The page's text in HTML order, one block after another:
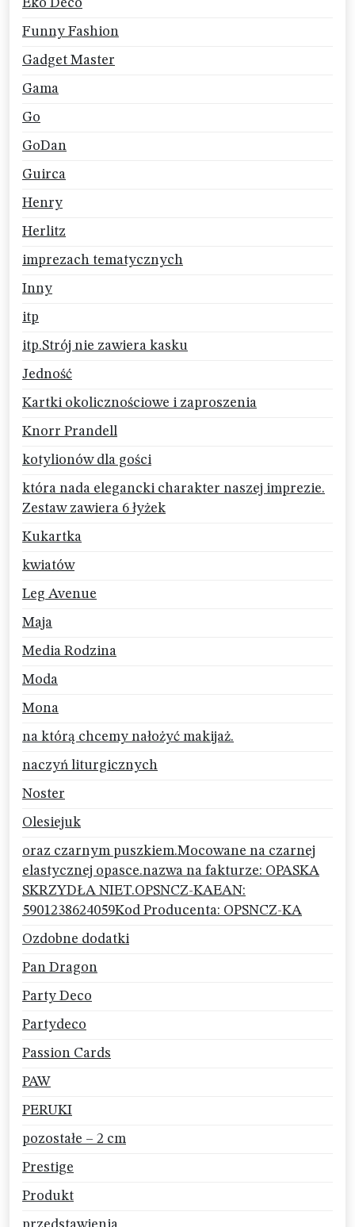
Eko Deco
Funny Fashion
Gadget Master
Gama
Go
GoDan
Guirca
Henry
Herlitz
imprezach tematycznych
Inny
itp
itp.Strój nie zawiera kasku
Jedność
Kartki okolicznościowe i zaproszenia
Knorr Prandell
kotylionów dla gości
która nada elegancki charakter naszej imprezie.
Zestaw zawiera 6 łyżek
Kukartka
kwiatów
Leg Avenue
Maja
Media Rodzina
Moda
Mona
na którą chcemy nałożyć makijaż.
naczyń liturgicznych
Noster
Olesiejuk
oraz czarnym puszkiem.Mocowane na czarnej
elastycznej opasce.nazwa na fakturze: OPASKA
SKRZYDŁA NIET.OPSNCZ-KAEAN:
5901238624059Kod Producenta: OPSNCZ-KA
Ozdobne dodatki
Pan Dragon
Party Deco
Partydeco
Passion Cards
PAW
PERUKI
pozostałe – 2 cm
Prestige
Produkt